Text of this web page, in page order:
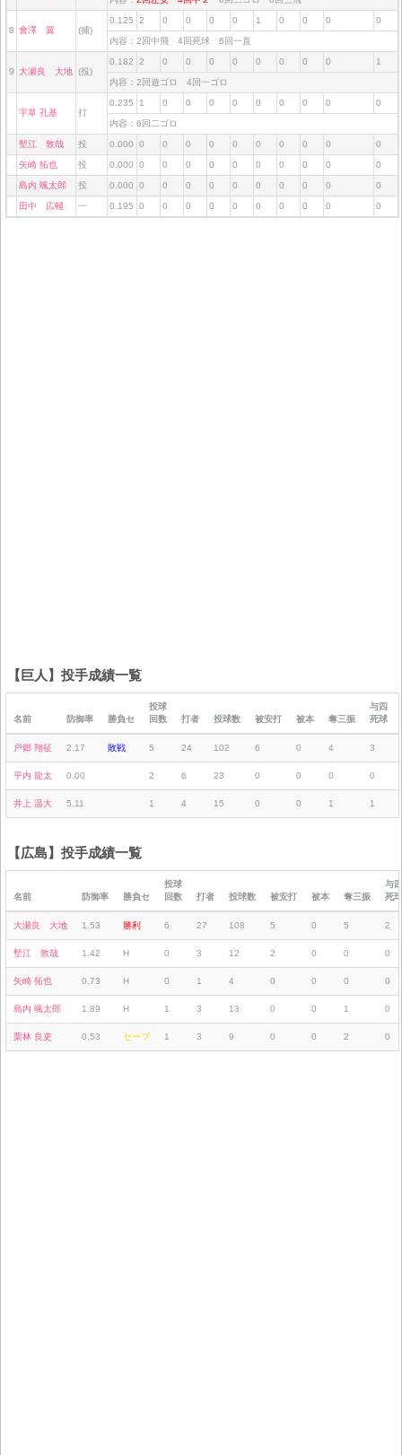
8 會澤 翼 (捕)
0.125 2 0 0 0 0 1 0 0 0 0
内容：2回中飛 4回死球 6回一直
9 大瀬良 大地 (投)
0.182 2 0 0 0 0 0 0 0 0 1
内容：2回遊ゴロ 4回一ゴロ
宇草 孔基 打
0.235 1 0 0 0 0 0 0 0 0 0
内容：6回二ゴロ
塹江 敦哉 投 0.000 0 0 0 0 0 0 0 0 0 0
矢崎 拓也 投 0.000 0 0 0 0 0 0 0 0 0 0
島内 颯太郎 投 0.000 0 0 0 0 0 0 0 0 0 0
田中 広輔 一 0.195 0 0 0 0 0 0 0 0 0 0
【巨人】投手成績一覧
名前 防御率 勝負セ
投球
回数
打者 投球数 被安打 被本 奪三振
与四
死球
戸郷 翔征 2.17 敗戦 5 24 102 6 0 4 3
平内 龍太 0.00 2 6 23 0 0 0 0
井上 温大 5.11 1 4 15 0 0 1 1
【広島】投手成績一覧
名前 防御率 勝負セ
投球
回数
打者 投球数 被安打 被本 奪三振
与四
死球
大瀬良 大地 1.53 勝利 6 27 108 5 0 5 2
塹江 敦哉 1.42 H 0 3 12 2 0 0 0
矢崎 拓也 0.73 H 0 1 4 0 0 0 0
島内 颯太郎 1.89 H 1 3 13 0 0 1 0
栗林 良吏 0.53 セーブ 1 3 9 0 0 2 0